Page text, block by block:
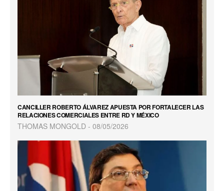
CANCILLER ROBERTO ÁLVAREZ APUESTA POR FORTALECER LAS
RELACIONES COMERCIALES ENTRE RD Y MÉXICO
THOMAS MONGOLD 08/05/2026